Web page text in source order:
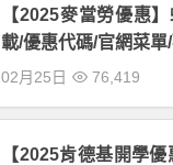
【2025麥當勞優惠
載/優惠代碼/官網菜單
02月25日 76,419
【2025肯德基開學